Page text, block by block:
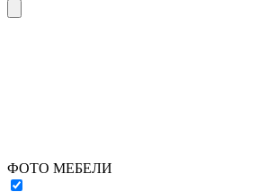
ФОТО МЕБЕЛИ